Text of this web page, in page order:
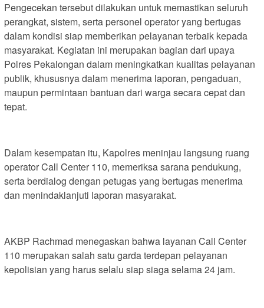
Pengecekan tersebut dilakukan untuk memastikan seluruh
perangkat, sistem, serta personel operator yang bertugas
dalam kondisi siap memberikan pelayanan terbaik kepada
masyarakat. Kegiatan ini merupakan bagian dari upaya
Polres Pekalongan dalam meningkatkan kualitas pelayanan
publik, khususnya dalam menerima laporan, pengaduan,
maupun permintaan bantuan dari warga secara cepat dan
tepat.
Dalam kesempatan itu, Kapolres meninjau langsung ruang
operator Call Center 110, memeriksa sarana pendukung,
serta berdialog dengan petugas yang bertugas menerima
dan menindaklanjuti laporan masyarakat.
AKBP Rachmad menegaskan bahwa layanan Call Center
110 merupakan salah satu garda terdepan pelayanan
kepolisian yang harus selalu siap siaga selama 24 jam.